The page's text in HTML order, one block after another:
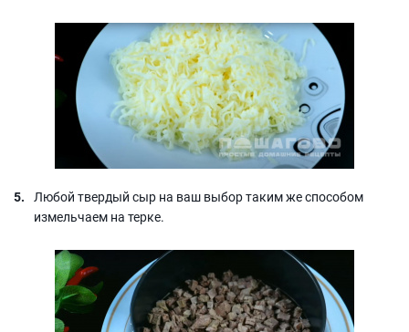
Любой твердый сыр на ваш выбор таким же способом
измельчаем на терке.